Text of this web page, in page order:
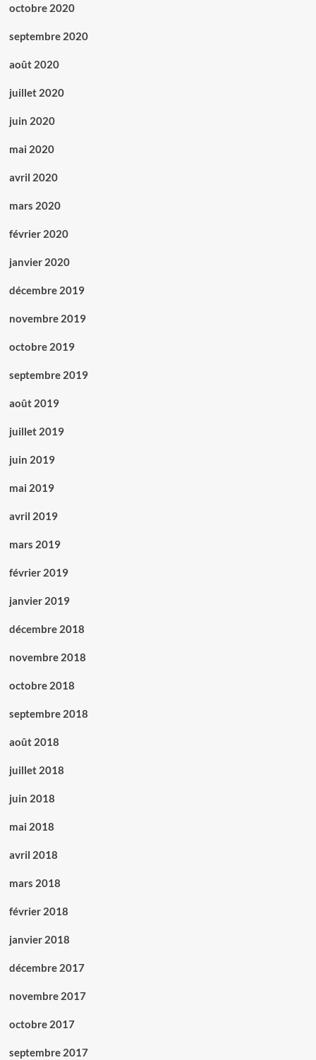
octobre 2020
septembre 2020
août 2020
juillet 2020
juin 2020
mai 2020
avril 2020
mars 2020
février 2020
janvier 2020
décembre 2019
novembre 2019
octobre 2019
septembre 2019
août 2019
juillet 2019
juin 2019
mai 2019
avril 2019
mars 2019
février 2019
janvier 2019
décembre 2018
novembre 2018
octobre 2018
septembre 2018
août 2018
juillet 2018
juin 2018
mai 2018
avril 2018
mars 2018
février 2018
janvier 2018
décembre 2017
novembre 2017
octobre 2017
septembre 2017